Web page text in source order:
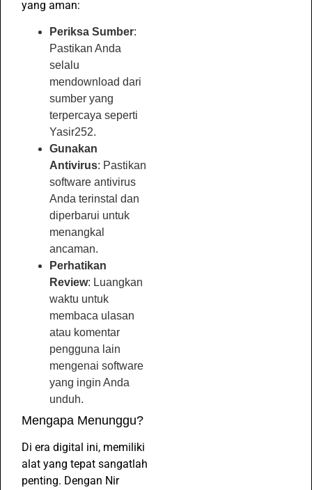
yang aman:
Periksa Sumber:
Pastikan Anda
selalu
mendownload dari
sumber yang
terpercaya seperti
Yasir252.
Gunakan
Antivirus: Pastikan
software antivirus
Anda terinstal dan
diperbarui untuk
menangkal
ancaman.
Perhatikan
Review: Luangkan
waktu untuk
membaca ulasan
atau komentar
pengguna lain
mengenai software
yang ingin Anda
unduh.
Mengapa Menunggu?
Di era digital ini, memiliki
alat yang tepat sangatlah
penting. Dengan Nir